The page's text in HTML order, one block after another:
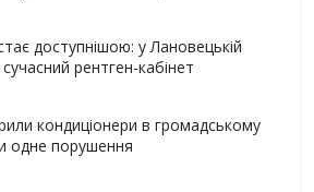
доступнішою: у Лановецькій
рентген-кабінет
кондиціонери в громадському
одне порушення